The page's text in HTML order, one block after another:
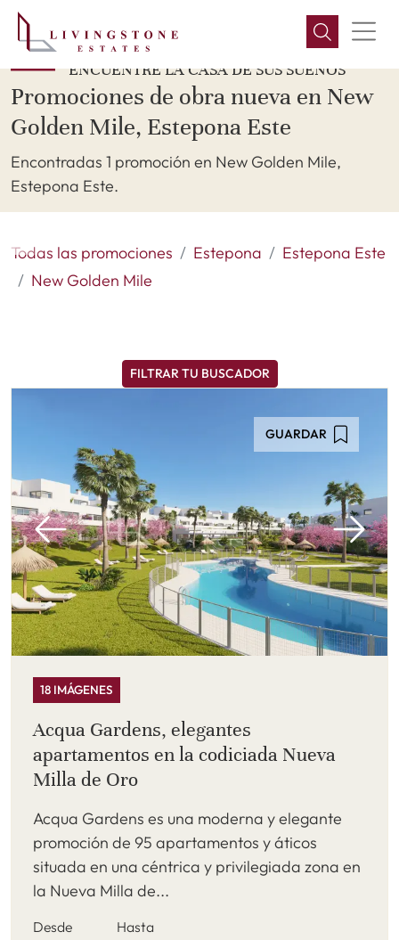
ENCUENTRE LA CASA DE SUS SUEÑOS
Promociones de obra nueva en New
Golden Mile, Estepona Este
Encontradas 1 promoción en New Golden Mile,
Estepona Este.
Todas las promociones Estepona
Estepona Este
New Golden Mile
FILTRAR TU BUSCADOR
GUARDAR
18 IMÁGENES
Acqua Gardens, elegantes
apartamentos en la codiciada Nueva
Milla de Oro
Acqua Gardens es una moderna y elegante
promoción de 95 apartamentos y áticos
situada en una céntrica y privilegiada zona en
la Nueva Milla de...
Desde Hasta